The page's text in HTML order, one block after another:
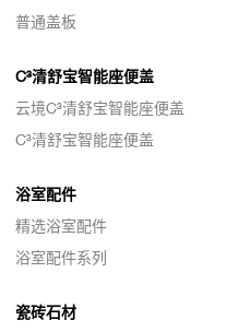
普通盖板
C³清舒宝智能座便盖
云境C³清舒宝智能座便盖
C³清舒宝智能座便盖
浴室配件
精选浴室配件
浴室配件系列
瓷砖石材